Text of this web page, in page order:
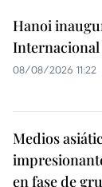
Hanoi
Internacional
08/08/2026 11:22
Medios
en fase de